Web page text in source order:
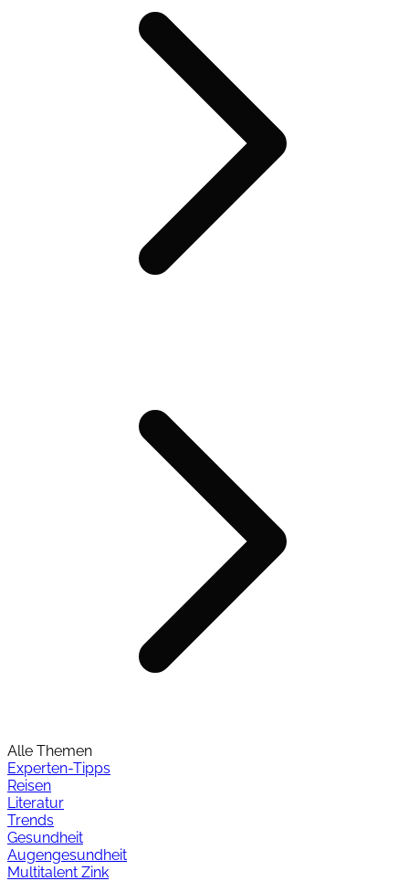
Alle Themen
Experten-Tipps
Reisen
Literatur
Trends
Gesundheit
Augengesundheit
Multitalent Zink